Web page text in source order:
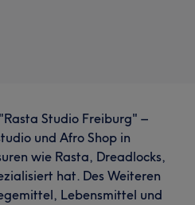
Studio Freiburg" –
und Afro Shop in
wie Rasta, Dreadlocks,
hat. Des Weiteren
Lebensmittel und